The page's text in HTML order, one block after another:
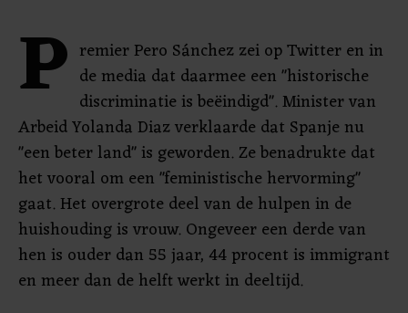
P remier Pero Sánchez zei op Twitter en in
de media dat daarmee een "historische
discriminatie is beëindigd". Minister van
Arbeid Yolanda Diaz verklaarde dat Spanje nu
"een beter land" is geworden. Ze benadrukte dat
het vooral om een "feministische hervorming"
gaat. Het overgrote deel van de hulpen in de
huishouding is vrouw. Ongeveer een derde van
hen is ouder dan 55 jaar, 44 procent is immigrant
en meer dan de helft werkt in deeltijd.